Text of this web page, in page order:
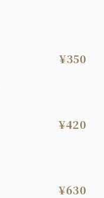
¥350
¥420
¥630